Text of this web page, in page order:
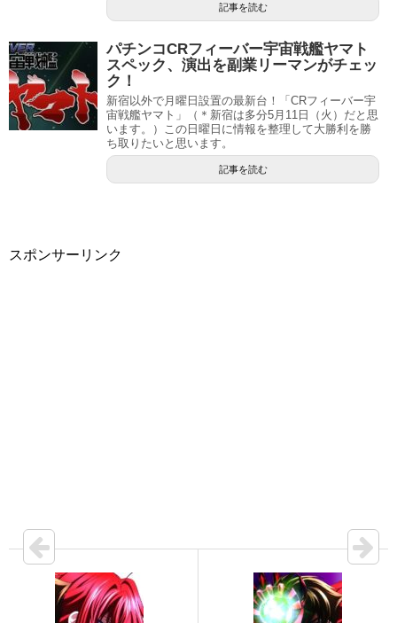
記事を読む
パチンコCRフィーバー宇宙戦艦ヤマト
スペック、演出を副業リーマンがチェッ
ク！
新宿以外で月曜日設置の最新台！「CRフィーバー宇
宙戦艦ヤマト」（＊新宿は多分5月11日（火）だと思
います。）この日曜日に情報を整理して大勝利を勝
ち取りたいと思います。
記事を読む
スポンサーリンク